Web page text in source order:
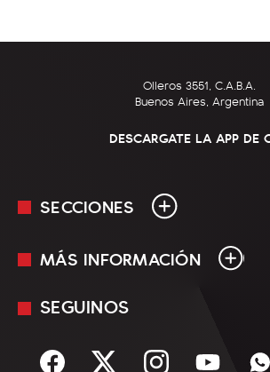
Olleros 3551, C.A.B.A.
Buenos Aires, Argentina
DESCARGATE LA APP DE
SECCIONES
En Vivo
Sociedad
MÁS INFORMACIÓN
Mediakit
Términos y condiciones
SEGUINOS